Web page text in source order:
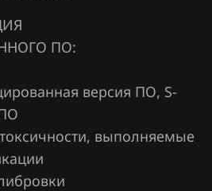
ПО:
версия ПО, S-
выполняемые